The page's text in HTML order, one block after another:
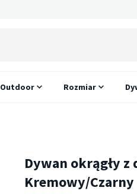
Outdoor Rozmiar
Dywan okrągły z
Kremowy/Czarny